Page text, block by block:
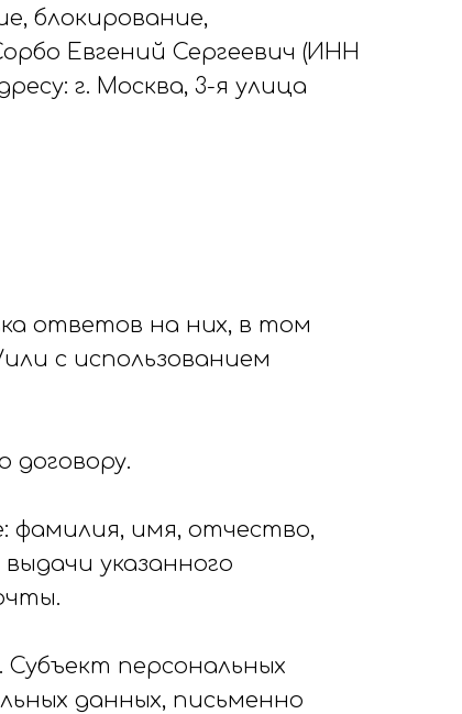
блокирование,
Евгений Сергеевич (ИНН
г. Москва, 3-я улица
ответов на них, в том
с использованием
договору.
фамилия, имя, отчество,
указанного
персональных
данных, письменно